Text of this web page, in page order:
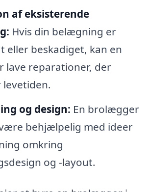
af eksisterende
Hvis din belægning er
eller beskadiget, kan en
lave reparationer, der
og design: En brolægger
behjælpelig med ideer
omkring
og -layout.